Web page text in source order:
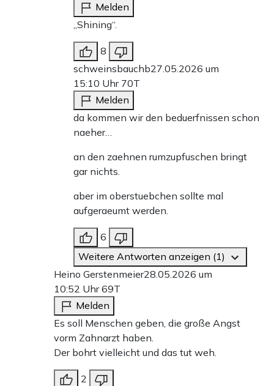
Melden
„Shining“.
8
schweinsbauchb27.05.2026 um
15:10 Uhr 70T
Melden
da kommen wir den beduerfnissen schon
naeher…
an den zaehnen rumzupfuschen bringt
gar nichts.
aber im oberstuebchen sollte mal
aufgeraeumt werden.
6
Weitere Antworten anzeigen (1)
Heino Gerstenmeier28.05.2026 um
10:52 Uhr69T
Melden
Es soll Menschen geben, die große Angst
vorm Zahnarzt haben.
Der bohrt vielleicht und das tut weh.
2